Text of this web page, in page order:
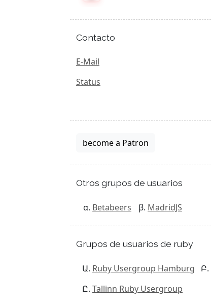
Contacto
E-Mail
Status
become a Patron
Otros grupos de usuarios
Betabeers MadridJS
Grupos de usuarios de ruby
Ruby Usergroup Hamburg
Tallinn Ruby Usergroup